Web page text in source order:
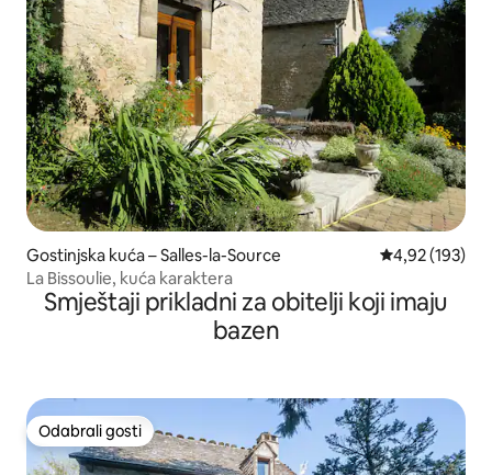
Gostinjska kuća – Salles-la-Source Prosječna
4,92 (193)
La Bissoulie, kuća karaktera
Smještaji prikladni za obitelji koji imaju
bazen
Odabrali gosti
Odabrali gosti